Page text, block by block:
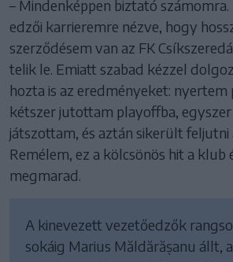
– Mindenképpen biztató
edzői karrieremre nézve, hogy
szerződésem van az FK
telik le. Emiatt szabad kézzel
hozta is az eredményeket:
kétszer jutottam playoffba,
játszottam, és aztán sikerült feljutni
Remélem, ez a kölcsönös hit a klub
megmarad.
A kinevezett vezetőedzők
sokáig Marius Măldărășanu állt,